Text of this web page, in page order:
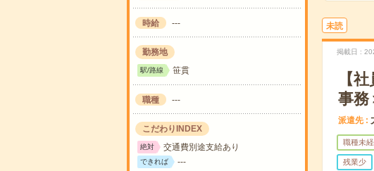
時給 ---
勤務地
駅/路線 笹貫
職種 ---
こだわりINDEX
絶対 交通費別途支給あり
できれば ---
未読
掲載日
【
事務
派遣先
職種未
残業少